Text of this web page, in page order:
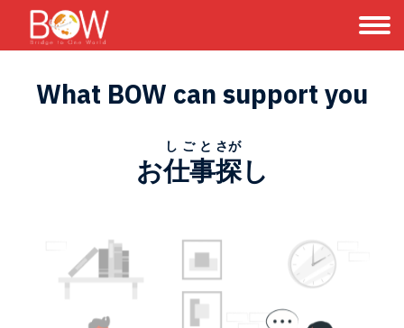
What BOW can support you
お仕事
しごと
探
さが
し